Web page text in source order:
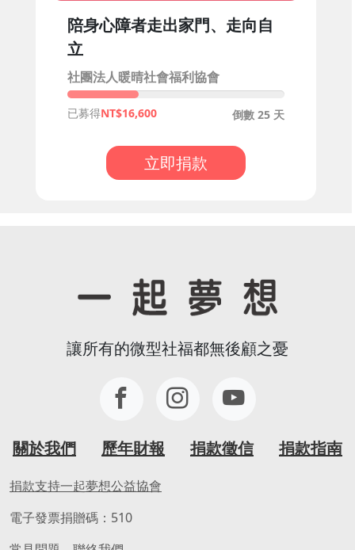
陪身心障者走出家門、走向自
立
社團法人暖晴社會福利協會
倒數 25 天
已募得 16,600
立即捐款
讓所有的微型社福都無後顧之憂
關於我們 歷年財報 捐款徵信 捐款指南
捐款支持一起夢想公益協會
電子發票捐贈碼：510